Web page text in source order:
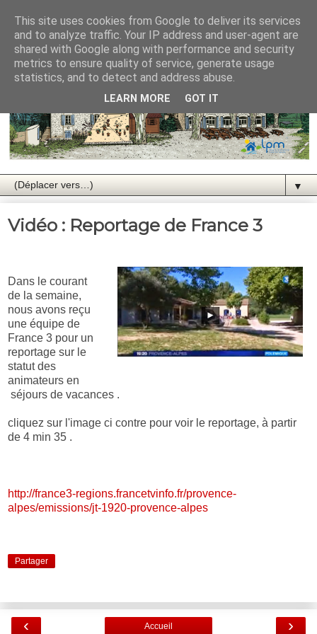
▼
Vidéo : Reportage de France 3
Dans le courant
de la semaine,
nous avons reçu
une équipe de
France 3 pour un
reportage sur le
statut des
animateurs en
séjours de vacances .
cliquez sur l'image ci contre pour voir le reportage, à partir
de 4 min 35 .
http://france3-regions.francetvinfo.fr/provence-
alpes/emissions/jt-1920-provence-alpes
Partager
‹ ›
Accueil
This site uses cookies from Google to deliver its services
and to analyze traffic. Your IP address and user-agent are
shared with Google along with performance and security
metrics to ensure quality of service, generate usage
statistics, and to detect and address abuse.
LEARN MORE GOT IT